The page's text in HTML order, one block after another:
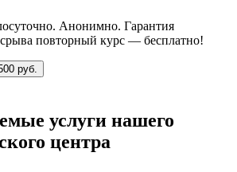
Анонимно. Гарантия
срыва повторный курс — бесплатно!
руб.
услуги нашего
центра